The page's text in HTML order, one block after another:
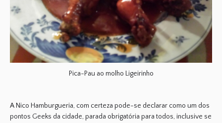
Pica-Pau ao molho Ligeirinho
A Nico Hamburgueria, com certeza pode-se declarar como um dos
pontos Geeks da cidade, parada obrigatória para todos, inclusive se